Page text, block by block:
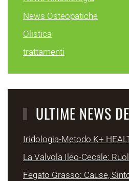
News Osteopatiche
Olistica
trattamenti
ULTIME NEWS
Iridologia-Metodo K+
La Valvola Ileo-Cecale:
Fegato Grasso: Cause,